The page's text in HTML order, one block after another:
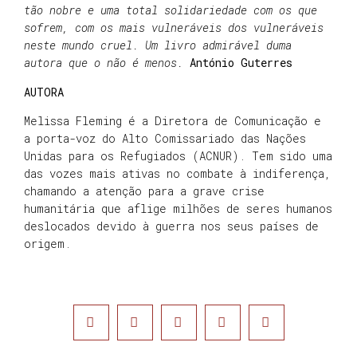
tão nobre e uma total solidariedade com os que
sofrem, com os mais vulneráveis dos vulneráveis
neste mundo cruel. Um livro admirável duma
autora que o não é menos. António Guterres
AUTORA
Melissa Fleming é a Diretora de Comunicação e
a porta-voz do Alto Comissariado das Nações
Unidas para os Refugiados (ACNUR). Tem sido uma
das vozes mais ativas no combate à indiferença,
chamando a atenção para a grave crise
humanitária que aflige milhões de seres humanos
deslocados devido à guerra nos seus países de
origem.